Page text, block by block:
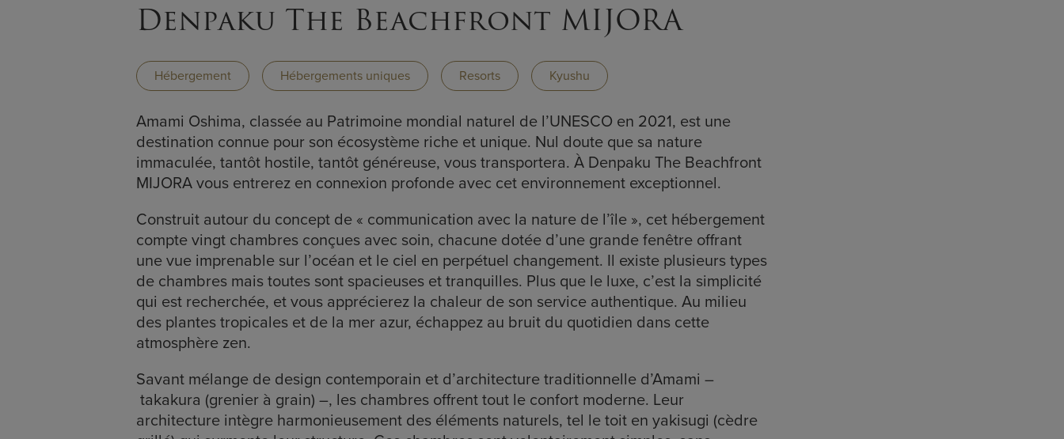
Denpaku The Beachfront MIJORA
Hébergement Hébergements uniques Resorts Kyushu
Amami Oshima, classée au Patrimoine mondial naturel de l’UNESCO en 2021, est une
destination connue pour son écosystème riche et unique. Nul doute que sa nature
immaculée, tantôt hostile, tantôt généreuse, vous transportera. À Denpaku The Beachfront
MIJORA vous entrerez en connexion profonde avec cet environnement exceptionnel.
Construit autour du concept de « communication avec la nature de l’île », cet hébergement
compte vingt chambres conçues avec soin, chacune dotée d’une grande fenêtre offrant
une vue imprenable sur l’océan et le ciel en perpétuel changement. Il existe plusieurs types
de chambres mais toutes sont spacieuses et tranquilles. Plus que le luxe, c’est la simplicité
qui est recherchée, et vous apprécierez la chaleur de son service authentique. Au milieu
des plantes tropicales et de la mer azur, échappez au bruit du quotidien dans cette
atmosphère zen.
Savant mélange de design contemporain et d’architecture traditionnelle d’Amami –
takakura (grenier à grain) –, les chambres offrent tout le confort moderne. Leur
architecture intègre harmonieusement des éléments naturels, tel le toit en yakisugi (cèdre